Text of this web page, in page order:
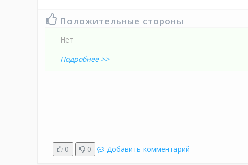
Положительные стороны
Нет
Подробнее >>
0
0 Добавить комментарий